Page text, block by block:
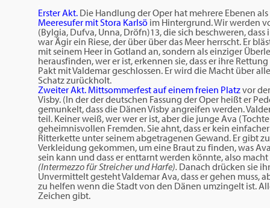
Erster Akt. Die Handlung der Oper hat mehrere Ebenen
Meeresufer mit Stora Karlsö im Hintergrund. Wir werden
(Bylgia, Dufva, Unna, Dröfn)13, die sich beschweren,
war Ägir ein Riese, der über über das Meer herrscht. Er
mit seinem Heer in Gotland an, sondern als einziger
herausfinden, wer er ist, erkennen sie, dass er ihre
Pakt mit Valdemar geschlossen. Er wird die Macht über
Schatz zurückholt.
Zweiter Akt. Mittsommerfest auf einem freien Platzvor
Visby. (In der der deutschen Fassung der Oper heißt er
gemunkelt, dass die Dänen Visby angreifen werden.
teil. Keiner weiß, wer wer er ist, aber die junge Ava
geheimnisvollen Fremden. Sie ahnt, dass er kein
Ritterkette unter seinem abgetragenen Gewand. Er gibt
Verkleidung gekommen, um eine Braut zu finden, was
sein kann und dass er enttarnt werden könnte, also
(Intermezzo für Streicher und Harfe). Danach drücken sie
Unvermittelt gesteht Valdemar Ava, dass er gehen
zu helfen wenn die Stadt von den Dänen umzingelt ist.
Zeichen gibt.